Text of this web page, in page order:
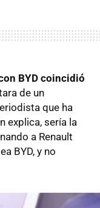
BYD coincidió
de un
que ha
explica, sería la
a Renault
BYD, y no